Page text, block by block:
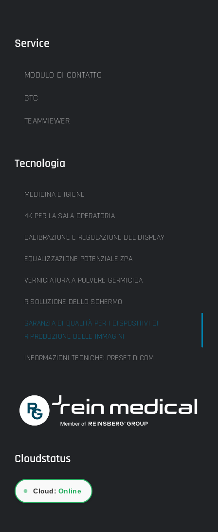
Service
MODULO DI CONTATTO
GTC
TEAMVIEWER
Tecnologia
MEDICINA E IGIENE
4K PER LA SALA OPERATORIA
CALIBRAZIONE E REGOLAZIONE DEL DISPLAY
EQUALIZZAZIONE POTENZIALE ZPA
VERNICIATURA A POLVERE GERMICIDA
RISOLUZIONE DELLO SCHERMO
GARANZIA DI QUALITÀ PER I DISPOSITIVI DI
RIPRODUZIONE DELLE IMMAGINI
INFORMAZIONI TECNICHE: PRESET DICOM
Cloudstatus
● Cloud:Online